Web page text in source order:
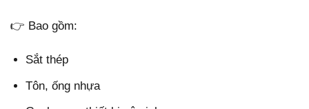
👉 Bao gồm:
Sắt thép
Tôn, ống nhựa